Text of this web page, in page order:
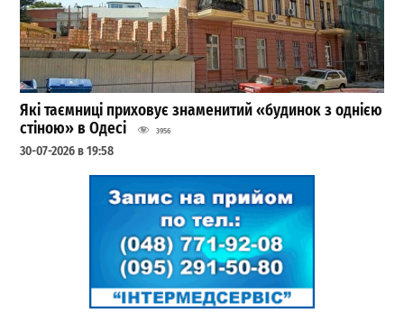
Які таємниці приховує знаменитий «будинок з однією
стіною» в Одесі
3956
30-07-2026 в 19:58